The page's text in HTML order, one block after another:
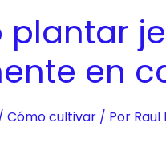
plantar
en
Cómo cultivar / Por Raul